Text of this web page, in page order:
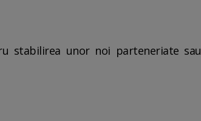
stabilirea unor noi parteneriate